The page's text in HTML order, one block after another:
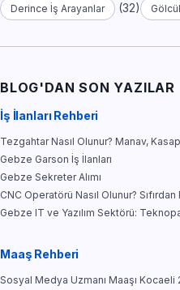
Derince İş Arayanlar (32)
BLOG'DAN SON YAZILAR
İş İlanları Rehberi
Tezgahtar Nasıl Olunur? Manav,
Gebze Garson İş İlanları
Gebze Sekreter Alımı
CNC Operatörü Nasıl Olunur?
Gebze IT ve Yazılım Sektörü:
Maaş Rehberi
Sosyal Medya Uzmanı Maaşı